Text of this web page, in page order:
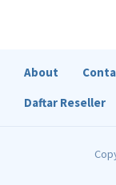
About
Daftar Reseller